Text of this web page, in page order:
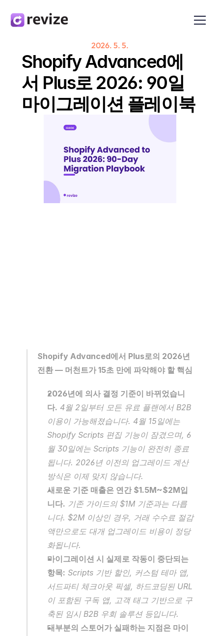
2026. 5. 5.
Shopify Advanced에
서 Plus로 2026: 90일
마이그레이션 플레이북
Shopify Advanced에서 Plus로의 2026년
전환 — 머천트가 15초 만에 파악해야 할 핵심
2026년에 의사 결정 기준이 바뀌었습니
다. 4월 2일부터 모든 유료 플랜에서 B2B
이용이 가능해졌습니다. 4월 15일에는
Shopify Scripts 편집 기능이 잠겼으며, 6
월 30일에는 Scripts 기능이 완전히 종료
됩니다. 2026년 이전의 업그레이드 계산
방식은 이제 맞지 않습니다.
새로운 기준 매출은 연간 $1.5M~$2M입
니다. 기존 가이드의 $1M 기준과는 다릅
니다. $2M 이상인 경우, 거래 수수료 절감
액만으로도 대개 업그레이드 비용이 정당
화됩니다.
마이그레이션 시 실제로 작동이 중단되는
항목: Scripts 기반 할인, 커스텀 테마 앱,
서드파티 체크아웃 픽셀, 하드코딩된 URL
이 포함된 구독 앱, 고객 태그 기반으로 구
축된 임시 B2B 우회 솔루션 등입니다.
대부분의 스토어가 실패하는 지점은 마이